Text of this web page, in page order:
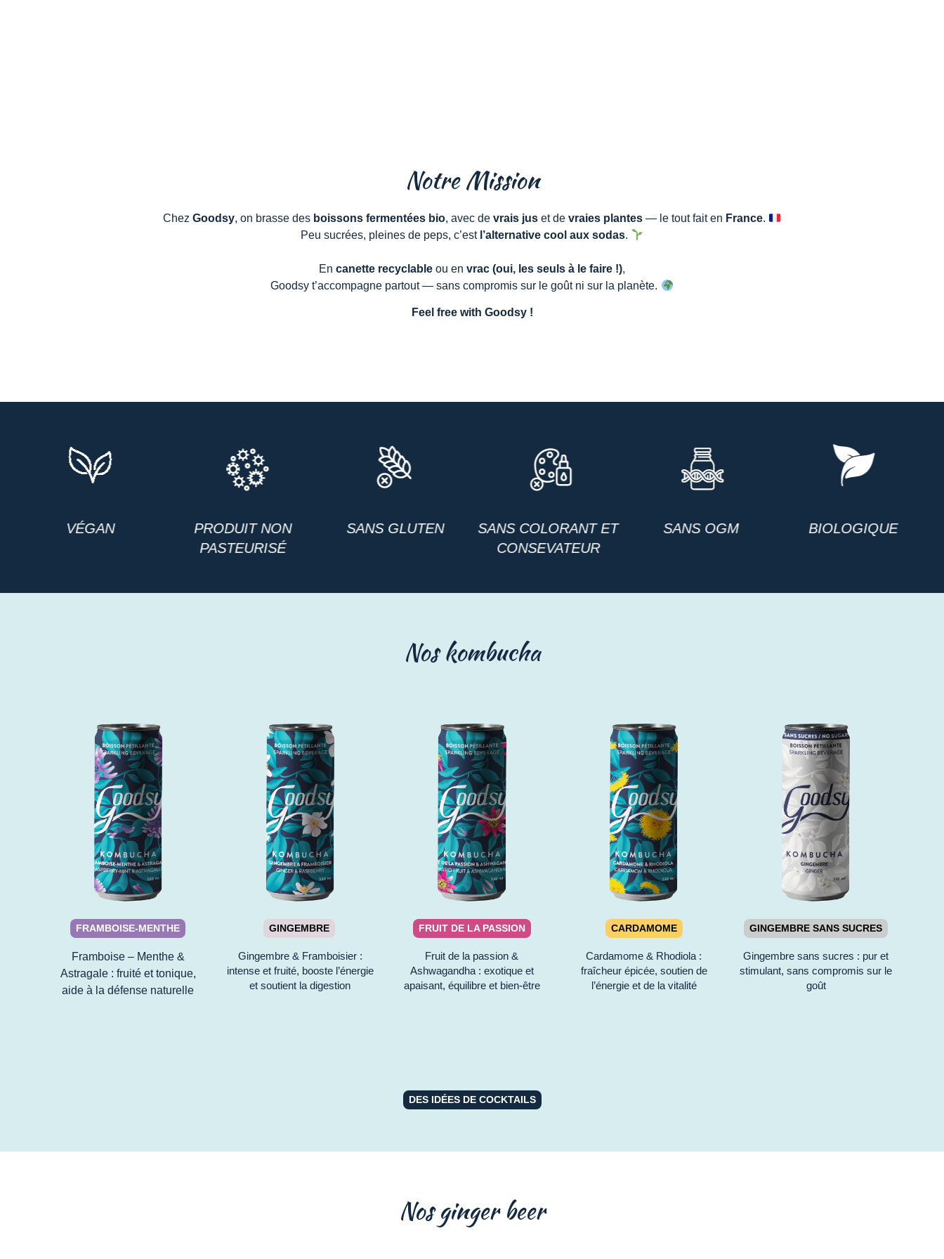
Notre Mission
Chez Goodsy, on brasse des boissons fermentées bio, avec de vrais juset de vraies plantes— le tout fait en France.
Peu sucrées, pleines de peps, c’est l’alternative cool aux sodas.
En canette recyclable ou en vrac (oui, les seuls à le faire !),
Goodsy t’accompagne partout — sans compromis sur le goût ni sur la planète.
Feel free with Goodsy !
PRODUIT NON
SANS GLUTEN
SANS COLORANT ET
SANS OGM BIOLOGIQUE
BRASSÉ DANS LE
Nos kombucha
FRAMBOISE-MENTHE
Framboise – Menthe &
Astragale : fruité et tonique,
aide à la défense naturelle
GINGEMBRE
Gingembre & Framboisier :
intense et fruité, booste l’énergie
et soutient la digestion
FRUIT DE LA PASSION
Fruit de la passion &
Ashwagandha : exotique et
apaisant, équilibre et bien-être
CARDAMOME
Cardamome & Rhodiola :
fraîcheur épicée, soutien de
l’énergie et de la vitalité
GINGEMBRE SANS SUCRES
Gingembre sans sucres : pur et
stimulant, sans compromis sur le
goût
DES IDÉES DE COCKTAILS
Nos ginger beer